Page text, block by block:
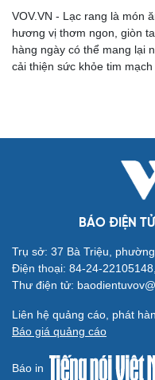
Cải chính
VOV.VN - Lạc rang là món
hương vị thơm ngon, giòn
hàng ngày có thể mang lại
cải thiện sức khỏe tim
BÁO ĐIỆN
Trụ sở: 37 Bà Triệu,
Điện thoại: 84-24-
Thư điện tử:
Liên hệ quảng cáo, phát
Báo giá quảng cáo
Báo in